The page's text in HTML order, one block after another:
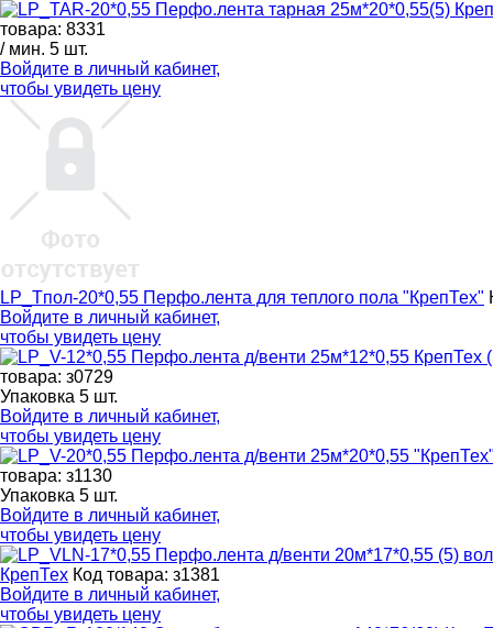
товара: 8331
/ мин. 5 шт.
Войдите в личный кабинет,
чтобы увидеть цену
LP_Tпол-20*0,55 Перфо.лента для теплого пола "КрепТех"
Войдите в личный кабинет,
чтобы увидеть цену
товара: з0729
Упаковка 5 шт.
Войдите в личный кабинет,
чтобы увидеть цену
товара: з1130
Упаковка 5 шт.
Войдите в личный кабинет,
чтобы увидеть цену
КрепТех Код товара: з1381
Войдите в личный кабинет,
чтобы увидеть цену